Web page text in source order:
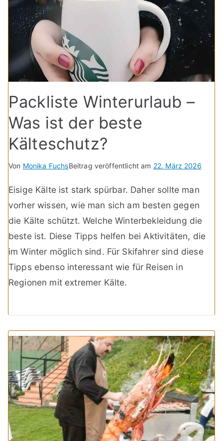
Packliste Winterurlaub –
Was ist der beste
Kälteschutz?
Von Monika FuchsBeitrag veröffentlicht am 22. März 2026
Eisige Kälte ist stark spürbar. Daher sollte man
vorher wissen, wie man sich am besten gegen
die Kälte schützt. Welche Winterbekleidung die
beste ist. Diese Tipps helfen bei Aktivitäten, die
im Winter möglich sind. Für Skifahrer sind diese
Tipps ebenso interessant wie für Reisen in
Regionen mit extremer Kälte.